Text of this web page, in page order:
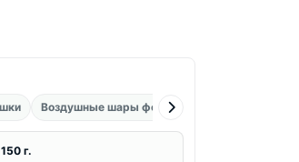
Воздушные шары фольгированные
г.